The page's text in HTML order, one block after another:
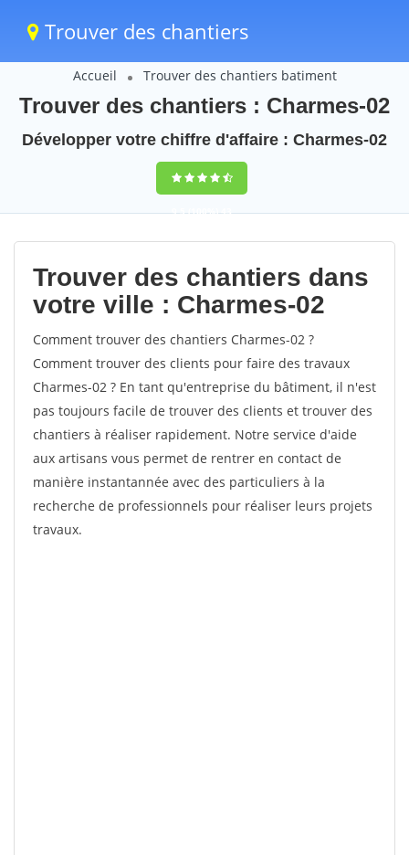
Trouver des chantiers
Accueil Trouver des chantiers batiment
Trouver des chantiers : Charmes-02
Développer votre chiffre d'affaire : Charmes-02
9,5(100%)43
votes
Trouver des chantiers dans
votre ville : Charmes-02
Comment trouver des chantiers Charmes-02 ?
Comment trouver des clients pour faire des travaux
Charmes-02 ? En tant qu'entreprise du bâtiment, il n'est
pas toujours facile de trouver des clients et trouver des
chantiers à réaliser rapidement. Notre service d'aide
aux artisans vous permet de rentrer en contact de
manière instantannée avec des particuliers à la
recherche de professionnels pour réaliser leurs projets
travaux.